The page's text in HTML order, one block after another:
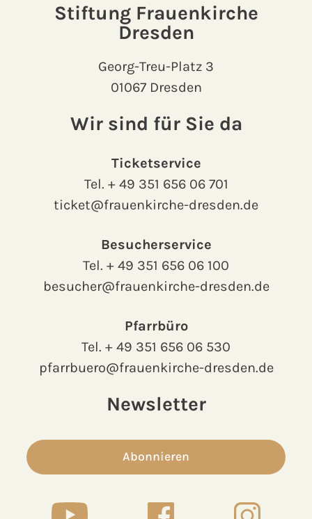
Stiftung Frauenkirche
Dresden
Georg-Treu-Platz 3
01067 Dresden
Wir sind für Sie da
Ticketservice
Tel. + 49 351 656 06 701
ticket@frauenkirche-dresden.de
Besucherservice
Tel. + 49 351 656 06 100
besucher@frauenkirche-dresden.de
Pfarrbüro
Tel. + 49 351 656 06 530
pfarrbuero@frauenkirche-dresden.de
Newsletter
Abonnieren